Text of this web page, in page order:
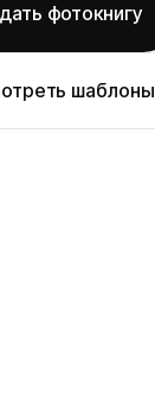
фотокнигу
шаблоны